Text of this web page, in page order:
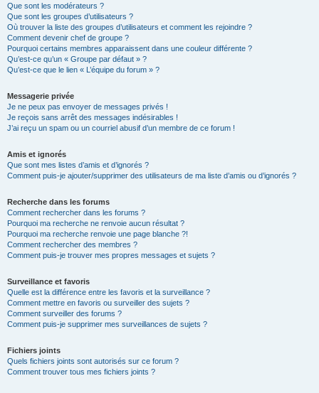
Que sont les modérateurs ?
Que sont les groupes d’utilisateurs ?
Où trouver la liste des groupes d’utilisateurs et comment les rejoindre ?
Comment devenir chef de groupe ?
Pourquoi certains membres apparaissent dans une couleur différente ?
Qu’est-ce qu’un « Groupe par défaut » ?
Qu’est-ce que le lien « L’équipe du forum » ?
Messagerie privée
Je ne peux pas envoyer de messages privés !
Je reçois sans arrêt des messages indésirables !
J’ai reçu un spam ou un courriel abusif d’un membre de ce forum !
Amis et ignorés
Que sont mes listes d’amis et d’ignorés ?
Comment puis-je ajouter/supprimer des utilisateurs de ma liste d’amis ou d’ignorés ?
Recherche dans les forums
Comment rechercher dans les forums ?
Pourquoi ma recherche ne renvoie aucun résultat ?
Pourquoi ma recherche renvoie une page blanche ?!
Comment rechercher des membres ?
Comment puis-je trouver mes propres messages et sujets ?
Surveillance et favoris
Quelle est la différence entre les favoris et la surveillance ?
Comment mettre en favoris ou surveiller des sujets ?
Comment surveiller des forums ?
Comment puis-je supprimer mes surveillances de sujets ?
Fichiers joints
Quels fichiers joints sont autorisés sur ce forum ?
Comment trouver tous mes fichiers joints ?